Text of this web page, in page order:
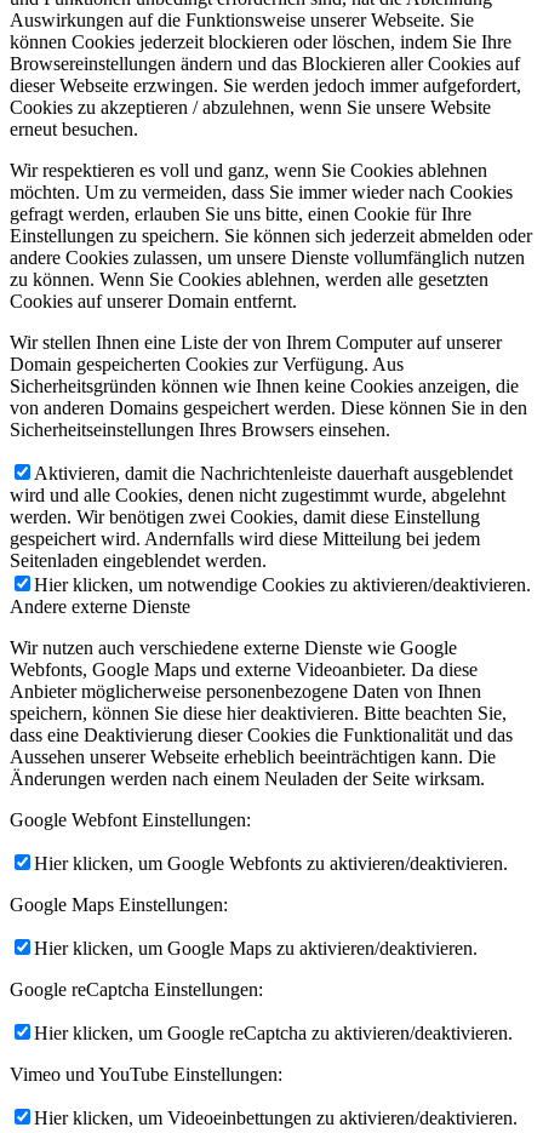
Auswirkungen auf die Funktionsweise unserer Webseite. Sie
können Cookies jederzeit blockieren oder löschen, indem Sie Ihre
Browsereinstellungen ändern und das Blockieren aller Cookies auf
dieser Webseite erzwingen. Sie werden jedoch immer aufgefordert,
Cookies zu akzeptieren / abzulehnen, wenn Sie unsere Website
erneut besuchen.
Wir respektieren es voll und ganz, wenn Sie Cookies ablehnen
möchten. Um zu vermeiden, dass Sie immer wieder nach Cookies
gefragt werden, erlauben Sie uns bitte, einen Cookie für Ihre
Einstellungen zu speichern. Sie können sich jederzeit abmelden oder
andere Cookies zulassen, um unsere Dienste vollumfänglich nutzen
zu können. Wenn Sie Cookies ablehnen, werden alle gesetzten
Cookies auf unserer Domain entfernt.
Wir stellen Ihnen eine Liste der von Ihrem Computer auf unserer
Domain gespeicherten Cookies zur Verfügung. Aus
Sicherheitsgründen können wie Ihnen keine Cookies anzeigen, die
von anderen Domains gespeichert werden. Diese können Sie in den
Sicherheitseinstellungen Ihres Browsers einsehen.
Aktivieren, damit die Nachrichtenleiste dauerhaft ausgeblendet
wird und alle Cookies, denen nicht zugestimmt wurde, abgelehnt
werden. Wir benötigen zwei Cookies, damit diese Einstellung
gespeichert wird. Andernfalls wird diese Mitteilung bei jedem
Seitenladen eingeblendet werden.
Hier klicken, um notwendige Cookies zu aktivieren/deaktivieren.
Andere externe Dienste
Wir nutzen auch verschiedene externe Dienste wie Google
Webfonts, Google Maps und externe Videoanbieter. Da diese
Anbieter möglicherweise personenbezogene Daten von Ihnen
speichern, können Sie diese hier deaktivieren. Bitte beachten Sie,
dass eine Deaktivierung dieser Cookies die Funktionalität und das
Aussehen unserer Webseite erheblich beeinträchtigen kann. Die
Änderungen werden nach einem Neuladen der Seite wirksam.
Google Webfont Einstellungen:
Hier klicken, um Google Webfonts zu aktivieren/deaktivieren.
Google Maps Einstellungen:
Hier klicken, um Google Maps zu aktivieren/deaktivieren.
Google reCaptcha Einstellungen:
Hier klicken, um Google reCaptcha zu aktivieren/deaktivieren.
Vimeo und YouTube Einstellungen:
Hier klicken, um Videoeinbettungen zu aktivieren/deaktivieren.